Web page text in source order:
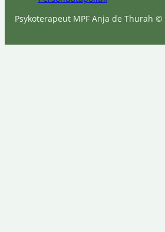
Psykoterapeut MPF Anja de Thurah